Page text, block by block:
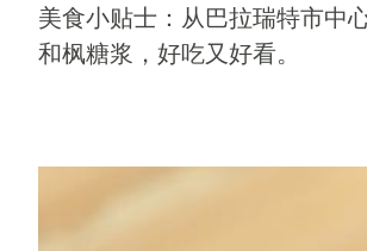
美食小贴士：从巴拉瑞特市中
和枫糖浆，好吃又好看。